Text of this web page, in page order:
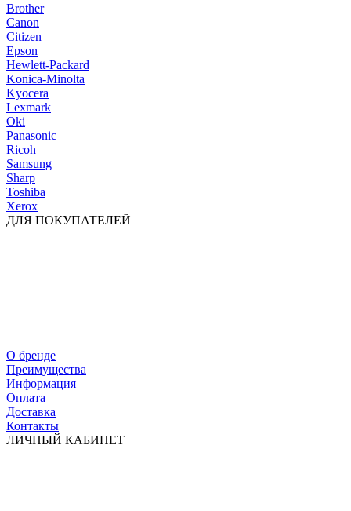
Brother
Canon
Citizen
Epson
Hewlett-Packard
Konica-Minolta
Kyocera
Lexmark
Oki
Panasonic
Ricoh
Samsung
Sharp
Toshiba
Xerox
ДЛЯ ПОКУПАТЕЛЕЙ
О бренде
Преимущества
Информация
Оплата
Доставка
Контакты
ЛИЧНЫЙ КАБИНЕТ